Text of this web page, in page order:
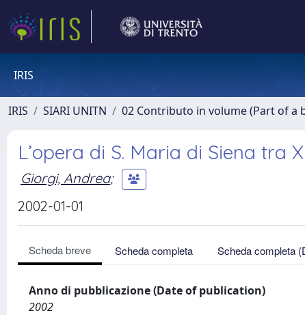
IRIS
IRIS SIARI UNITN 02 Contributo in volume (Part of a
L’opera di S. Maria di Siena tra
Giorgi, Andrea;
2002-01-01
Scheda breve Scheda completa Scheda completa
Anno di pubblicazione (Date of publication)
2002